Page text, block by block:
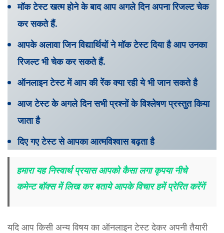
मॉक टेस्ट खत्म होने के बाद आप अगले दिन अपना रिजल्ट चेक
कर सकते हैं.
आपके अलावा जिन विद्यार्थियों ने मॉक टेस्ट दिया है आप उनका
रिजल्ट भी चेक कर सकते हैं.
ऑनलाइन टेस्ट में आप की रेंक क्या रही ये भी जान सकते है
आज टेस्ट के अगले दिन सभी प्रश्नों के विश्लेषण प्रस्तुत किया
जाता है
दिए गए टेस्ट से आपका आत्मविश्वास बढ़ता है
हमारा यह निस्वार्थ प्रयास आपको कैसा लगा कृपया नीचे
कमेन्ट बॉक्स में लिख कर बताये आपके विचार हमें प्रेरित करेंगें
यदि आप किसी अन्य विषय का ऑनलाइन टेस्ट देकर अपनी तैयारी